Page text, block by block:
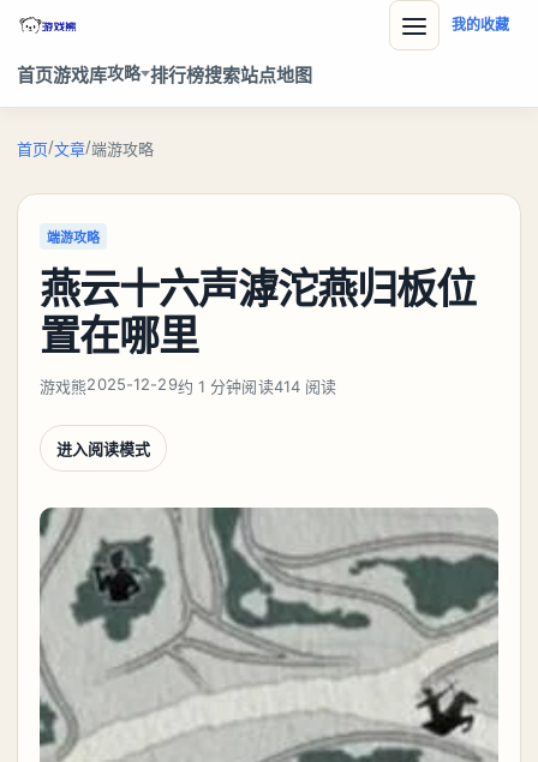
首页游戏库攻略 排行榜搜索站点地图
我的收藏
首页/文章/端游攻略
端游攻略
燕云十六声滹沱燕归板位
置在哪里
游戏熊2025-12-29约 1 分钟阅读414 阅读
进入阅读模式